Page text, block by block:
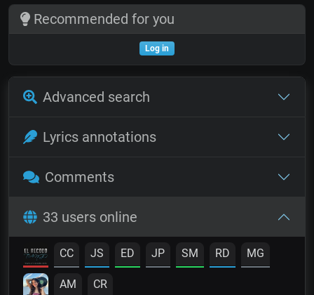
Recommended for you
Log in
Advanced search
Lyrics annotations
Comments
33 users online
CC JS ED JP SM RD MG
AM CR